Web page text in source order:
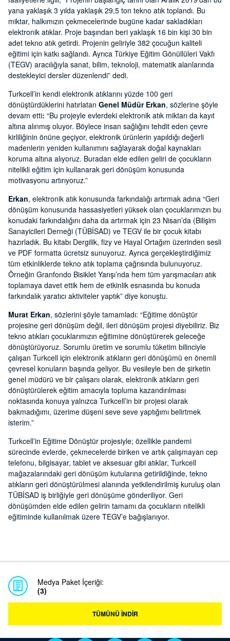
yana yaklaşık 3 yılda yaklaşık 29,5 ton tekno atık toplandı. Bu
miktar, halkımızın çekmecelerinde bugüne kadar sakladıkları
elektronik atıklar. Proje başından beri yaklaşık 16 bin kişi 30 bin
adet tekno atık getirdi. Projenin geliriyle 382 çocuğun kaliteli
eğitimi için katkı sağlandı. Ayrıca Türkiye Eğitim Gönüllüleri Vakfı
(TEGV) aracılığıyla sanat, bilim, teknoloji, matematik alanlarında
destekleyici dersler düzenlendi” dedi.
Turkcell’in kendi elektronik atıklarını yüzde 100 geri
dönüştürdüklerini hatırlatan Genel Müdür Erkan, sözlerine şöyle
devam etti: “Bu projeyle evlerdeki elektronik atık miktarı da kayıt
altına alınmış oluyor. Böylece insan sağlığını tehdit eden çevre
kirliliğinin önüne geçiyor, elektronik ürünlerin yapıldığı değerli
madenlerin yeniden kullanımını sağlayarak doğal kaynakları
koruma altına alıyoruz. Buradan elde edilen geliri de çocukların
nitelikli eğitim için kullanarak geri dönüşüm konusunda
motivasyonu artırıyoruz.”
Erkan, elektronik atık konusunda farkındalığı artırmak adına “Geri
dönüşüm konusunda hassasiyetleri yüksek olan çocuklarımızın bu
konudaki farkındalığını daha da artırmak için 23 Nisan’da (Bilişim
Sanayicileri Derneği (TÜBİSAD) ve TEGV ile bir çocuk kitabı
hazırladık. Bu kitabı Dergilik, fizy ve Hayal Ortağım üzerinden sesli
ve PDF formatta ücretsiz sunuyoruz. Ayrıca gerçekleştirdiğimiz
tüm etkinliklerde tekno atık toplama çağrısında bulunuyoruz.
Örneğin Granfondo Bisiklet Yarışı’nda hem tüm yarışmacıları atık
toplamaya davet ettik hem de etkinlik esnasında bu konuda
farkındalık yaratıcı aktiviteler yaptık” diye konuştu.
Murat Erkan, sözlerini şöyle tamamladı: “Eğitime dönüştür
projesine geri dönüşüm değil, ileri dönüşüm projesi diyebiliriz. Biz
tekno atıkları çocuklarımızın eğitimine dönüştürerek geleceğe
dönüştürüyoruz. Sorumlu üretim ve sorumlu tüketim bilinciyle
çalışan Turkcell için elektronik atıkların geri dönüşümü en önemli
çevresel konuların başında geliyor. Bu vesileyle ben de şirketin
genel müdürü ve bir çalışanı olarak, elektronik atıkların geri
dönüştürülerek eğitim amacıyla topluma kazandırılması
noktasında konuya yalnızca Turkcell’in bir projesi olarak
bakmadığımı, üzerime düşeni seve seve yaptığımı belirtmek
isterim.”
Turkcell’in Eğitime Dönüştür projesiyle; özellikle pandemi
sürecinde evlerde, çekmecelerde biriken ve artık çalışmayan cep
telefonu, bilgisayar, tablet ve aksesuar gibi atıklar, Turkcell
mağazalarındaki geri dönüşüm kutularına getirildiğinde, tekno
atıkların geri dönüştürülmesi alanında yetkilendirilmiş kuruluş olan
TÜBİSAD iş birliğiyle geri dönüşüme gönderiliyor. Geri
dönüşümden elde edilen gelirin tamamı da çocukların nitelikli
eğitiminde kullanılmak üzere TEGV’e bağışlanıyor.
Medya Paket İçeriği:
(3)
TÜMÜNÜ İNDİR